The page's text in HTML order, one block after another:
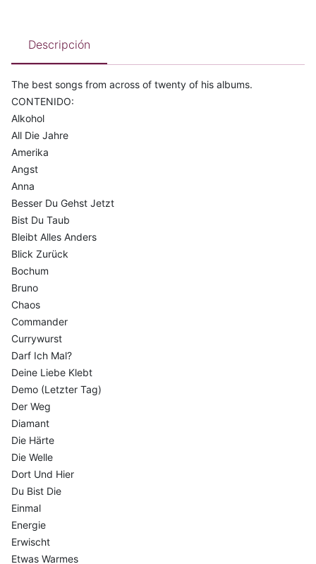
Descripción
The best songs from across of twenty of his albums.
CONTENIDO:
Alkohol
All Die Jahre
Amerika
Angst
Anna
Besser Du Gehst Jetzt
Bist Du Taub
Bleibt Alles Anders
Blick Zurück
Bochum
Bruno
Chaos
Commander
Currywurst
Darf Ich Mal?
Deine Liebe Klebt
Demo (Letzter Tag)
Der Weg
Diamant
Die Härte
Die Welle
Dort Und Hier
Du Bist Die
Einmal
Energie
Erwischt
Etwas Warmes